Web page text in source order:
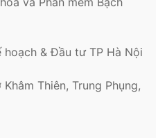
hoạch & Đầu tư TP Hà Nội
Thiên, Trung Phụng,